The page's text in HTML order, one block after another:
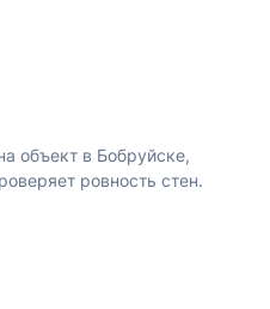
объект в Бобруйске,
ровность стен.